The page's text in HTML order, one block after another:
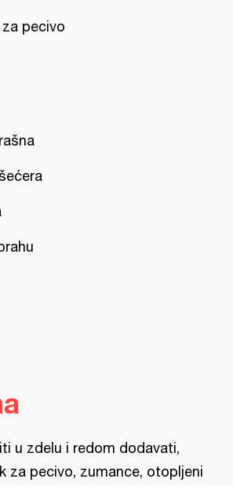
pecivo
u zdelu i redom dodavati,
za pecivo, zumance, otopljeni